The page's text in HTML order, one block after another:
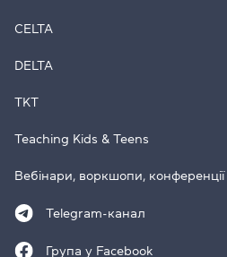
CELTA
DELTA
TKT
Teaching Kids & Teens
Вебінари, воркшопи, конференції
Telegram-канал
Група у Facebook